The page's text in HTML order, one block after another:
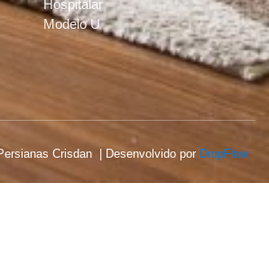
Hospitalar
Modelo U
Crisdan | Desenvolvido por DropFlow